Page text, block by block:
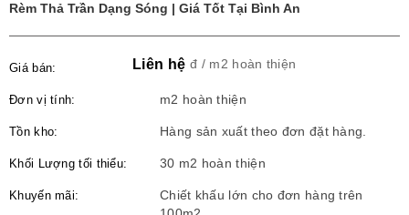
Rèm Thả Trần Dạng Sóng | Giá Tốt Tại Bình An
Giá bán: Liên hệ đ / m2 hoàn thiện
Đơn vị tính: m2 hoàn thiện
Tồn kho: Hàng sản xuất theo đơn đặt hàng.
Khối Lượng tối thiểu: 30 m2 hoàn thiện
Khuyến mãi:
Chiết khấu lớn cho đơn hàng trên